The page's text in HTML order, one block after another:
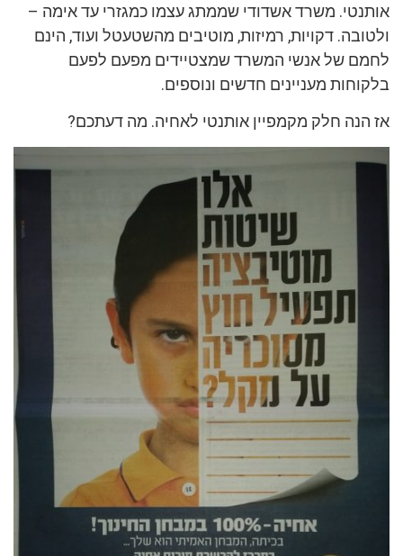
אותנטי. משרד אשדודי שממתג עצמו כמגזרי עד אימה –
ולטובה. דקויות, רמיזות, מוטיבים מהשטעטל ועוד, הינם
לחמם של אנשי המשרד שמצטיידים מפעם לפעם
בלקוחות מעניינים חדשים ונוספים.
אז הנה חלק מקמפיין אותנטי לאחיה. מה דעתכם?